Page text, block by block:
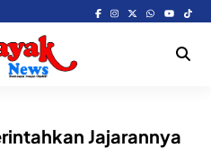
Jajarannya